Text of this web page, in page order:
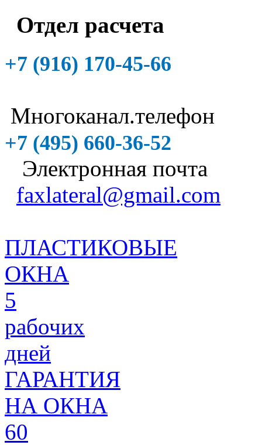
Отдел расчета
+7 (916) 170-45-66
Многоканал.телефон
+7 (495) 660-36-52
Электронная почта
faxlateral@gmail.com
ПЛАСТИКОВЫЕ
ОКНА
5
рабочих
дней
ГАРАНТИЯ
НА ОКНА
60